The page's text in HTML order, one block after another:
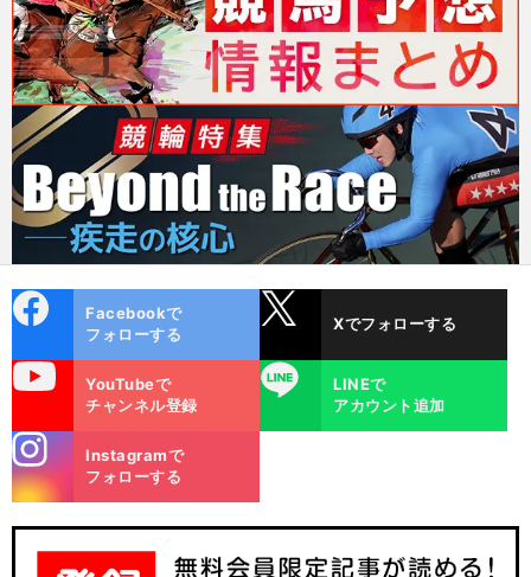
ok
Facebookで
フォローする
Xでフォローする
YouTubeで
チャンネル登録
LINE
LINEで
アカウント追加
m
Instagramで
フォローする